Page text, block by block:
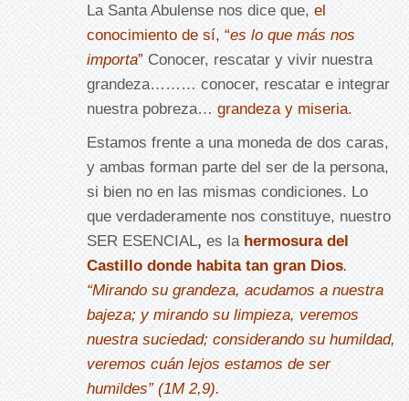
La Santa Abulense nos dice que, el
conocimiento de sí, “es lo que más nos
importa” Conocer, rescatar y vivir nuestra
grandeza……… conocer, rescatar e integrar
nuestra pobreza… grandeza y miseria.
Estamos frente a una moneda de dos caras,
y ambas forman parte del ser de la persona,
si bien no en las mismas condiciones. Lo
que verdaderamente nos constituye, nuestro
SER ESENCIAL, es la hermosura del
Castillo donde habita tan gran Dios.
“Mirando su grandeza, acudamos a nuestra
bajeza; y mirando su limpieza, veremos
nuestra suciedad; considerando su humildad,
veremos cuán lejos estamos de ser
humildes” (1M 2,9).